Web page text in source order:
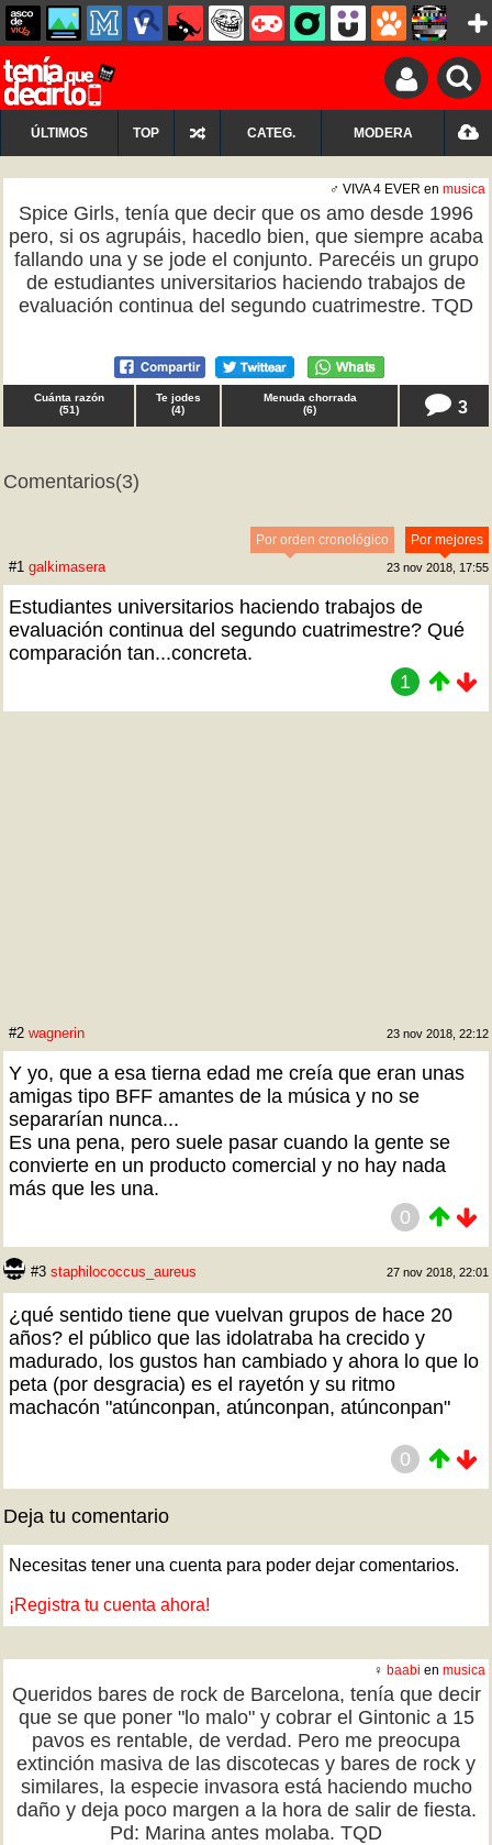
ÚLTIMOS TOP CATEG. MODERA
♂ VIVA 4 EVER en musica
Spice Girls, tenía que decir que os amo desde 1996
pero, si os agrupáis, hacedlo bien, que siempre acaba
fallando una y se jode el conjunto. Parecéis un grupo
de estudiantes universitarios haciendo trabajos de
evaluación continua del segundo cuatrimestre. TQD
Cuánta razón
(51)
Te jodes
(4)
Menuda chorrada
(6) 3
Comentarios(3)
Por mejores
Por orden cronológico
#1 galkimasera 23 nov 2018, 17:55
Estudiantes universitarios haciendo trabajos de
evaluación continua del segundo cuatrimestre? Qué
comparación tan...concreta.
1
#2 wagnerin 23 nov 2018, 22:12
Y yo, que a esa tierna edad me creía que eran unas
amigas tipo BFF amantes de la música y no se
separarían nunca...
Es una pena, pero suele pasar cuando la gente se
convierte en un producto comercial y no hay nada
más que les una.
0
#3 staphilococcus_aureus 27 nov 2018, 22:01
¿qué sentido tiene que vuelvan grupos de hace 20
años? el público que las idolatraba ha crecido y
madurado, los gustos han cambiado y ahora lo que lo
peta (por desgracia) es el rayetón y su ritmo
machacón "atúnconpan, atúnconpan, atúnconpan"
0
Deja tu comentario
Necesitas tener una cuenta para poder dejar comentarios.
¡Registra tu cuenta ahora!
♀ baabi en musica
Queridos bares de rock de Barcelona, tenía que decir
que se que poner "lo malo" y cobrar el Gintonic a 15
pavos es rentable, de verdad. Pero me preocupa
extinción masiva de las discotecas y bares de rock y
similares, la especie invasora está haciendo mucho
daño y deja poco margen a la hora de salir de fiesta.
Pd: Marina antes molaba. TQD